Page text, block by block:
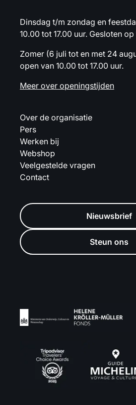
Dinsdag t/m zondag en
10.00 tot 17.00 uur. Gesloten op
Zomer (6 juli tot en met 24
open van 10.00 tot 17.00 uur.
Meer over openingstijden
Over de organisatie
Pers
Werken bij
Webshop
Veelgestelde vragen
Contact
Nieuwsbrief
Steun ons